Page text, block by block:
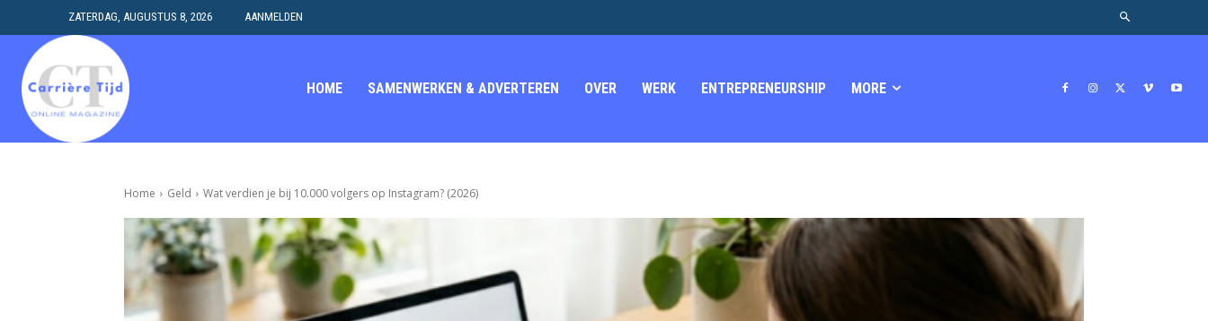
ZATERDAG, AUGUSTUS 8, 2026 AANMELDEN
HOME SAMENWERKEN & ADVERTEREN OVER WERK ENTREPRENEURSHIP MORE
Home Geld Wat verdien je bij 10.000 volgers op Instagram? (2026)